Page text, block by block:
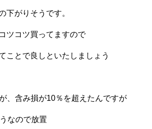
下がりそうです。
ツコツ買ってますので
ことで良しといたしましょう
、含み損が10％を超えたんですが
なので放置